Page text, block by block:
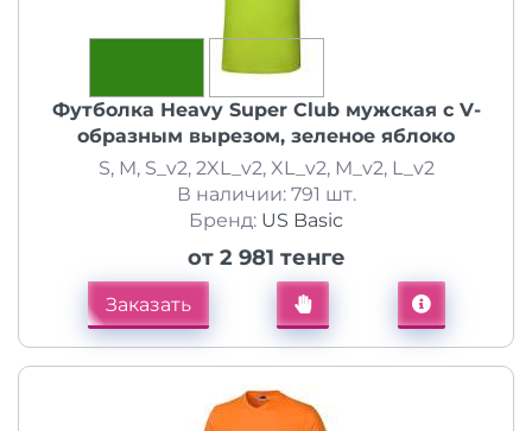
Футболка Heavy Super Club мужская с V-
образным вырезом, зеленое яблоко
S, M, S_v2, 2XL_v2, XL_v2, M_v2, L_v2
В наличии: 791 шт.
Бренд: US Basic
от 2 981 тенге
Заказать